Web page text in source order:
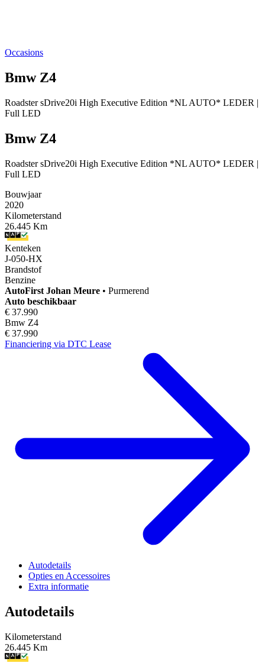
Occasions
Bmw Z4
Roadster sDrive20i High Executive Edition *NL AUTO* LEDER |
Full LED
Bmw Z4
Roadster sDrive20i High Executive Edition *NL AUTO* LEDER |
Full LED
Bouwjaar
2020
Kilometerstand
26.445 Km
Kenteken
J-050-HX
Brandstof
Benzine
AutoFirst Johan Meure • Purmerend
Auto beschikbaar
€ 37.990
Bmw Z4
€ 37.990
Financiering via DTC Lease
Autodetails
Opties en Accessoires
Extra informatie
Autodetails
Kilometerstand
26.445 Km